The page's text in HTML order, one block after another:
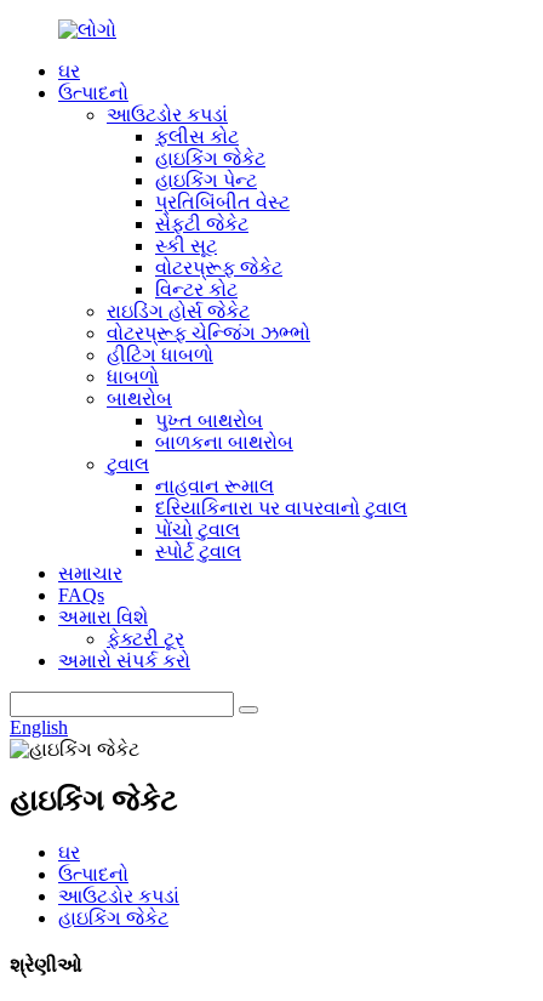
ઘર
ઉત્પાદનો
આઉટડોર કપડાં
ફ્લીસ કોટ
હાઇકિંગ જેકેટ
હાઇકિંગ પેન્ટ
પ્રતિબિંબીત વેસ્ટ
સેફ્ટી જેકેટ
સ્કી સૂટ
વોટરપ્રૂફ જેકેટ
વિન્ટર કોટ
રાઇડિંગ હોર્સ જેકેટ
વોટરપ્રૂફ ચેન્જિંગ ઝભ્ભો
હીટિંગ ધાબળો
ધાબળો
બાથરોબ
પુખ્ત બાથરોબ
બાળકના બાથરોબ
ટુવાલ
નાહવાન રૂમાલ
દરિયાકિનારા પર વાપરવાનો ટુવાલ
પોંચો ટુવાલ
સ્પોર્ટ ટુવાલ
સમાચાર
FAQs
અમારા વિશે
ફેક્ટરી ટૂર
અમારો સંપર્ક કરો
English
હાઇકિંગ જેકેટ
ઘર
ઉત્પાદનો
આઉટડોર કપડાં
હાઇકિંગ જેકેટ
શ્રેણીઓ